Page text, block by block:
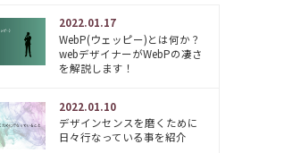
2022.01.17
WebP(ウェッピー)とは何か？
webデザイナーがWebPの凄さ
を解説します！
2022.01.10
デザインセンスを磨くために
日々行なっている事を紹介